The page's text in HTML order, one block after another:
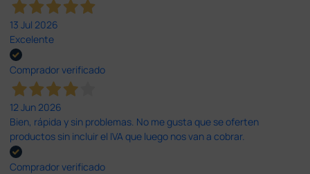
13 Jul 2026
Excelente
Comprador verificado
12 Jun 2026
Bien, rápida y sin problemas. No me gusta que se oferten
productos sin incluir el IVA que luego nos van a cobrar.
Comprador verificado